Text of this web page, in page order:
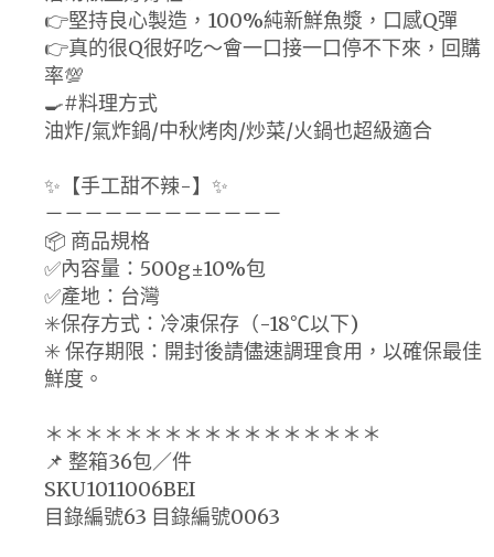
👉堅持良心製造，100%純新鮮魚漿，口感Q彈
👉真的很Q很好吃～會一口接一口停不下來，回購
率💯
🍳#料理方式
油炸/氣炸鍋/中秋烤肉/炒菜/火鍋也超級適合
✨【手工甜不辣-】✨
－－－－－－－－－－－－
📦 商品規格
✅內容量：500g±10%包
✅產地：台灣
✳️保存方式：冷凍保存（-18℃以下)
✳️ 保存期限：開封後請儘速調理食用，以確保最佳
鮮度。
＊＊＊＊＊＊＊＊＊＊＊＊＊＊＊＊＊
📌 整箱36包／件
SKU1011006BEI
目錄編號63 目錄編號0063